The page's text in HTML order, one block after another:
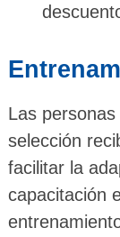
Las
selección
facilitar la
capacitación